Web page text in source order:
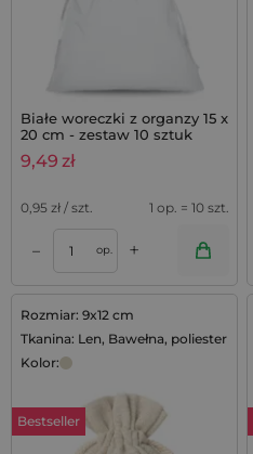
Białe woreczki z organzy 15 x
20 cm - zestaw 10 sztuk
9,49 zł
0,95 zł / szt. 1 op. = 10 szt.
– op. +
Rozmiar: 9x12 cm
Tkanina: Len, Bawełna, poliester
Kolor:
Bestseller